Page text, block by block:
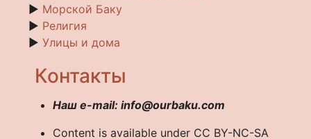
► Морской Баку
► Религия
► Улицы и дома
Контакты
Наш e-mail: info@ourbaku.com
Content is available under CC BY-NC-SA